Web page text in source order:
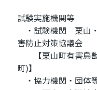
試験実施機関等
・試験機関 栗山
害防止対策協議会
【栗山町有害鳥獣
町)】
・協力機関・団体